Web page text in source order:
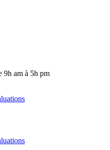
9h am à 5h pm